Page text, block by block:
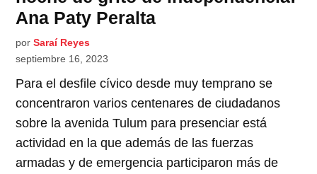
Ana Paty Peralta
por Saraí Reyes
septiembre 16, 2023
Para el desfile cívico desde muy temprano se
concentraron varios centenares de ciudadanos
sobre la avenida Tulum para presenciar está
actividad en la que además de las fuerzas
armadas y de emergencia participaron más de